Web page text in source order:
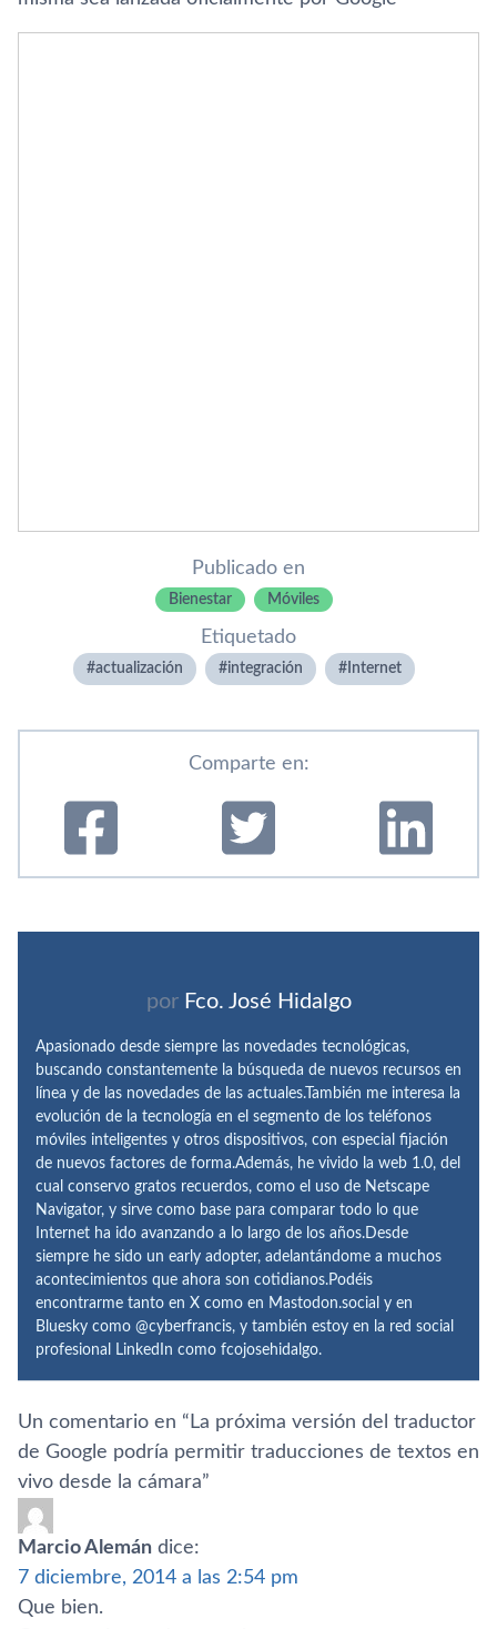
Publicado en
Bienestar Móviles
Etiquetado
actualización integración Internet
Comparte en:
por Fco. José Hidalgo
Apasionado desde siempre las novedades tecnológicas,
buscando constantemente la búsqueda de nuevos recursos en
línea y de las novedades de las actuales.También me interesa la
evolución de la tecnología en el segmento de los teléfonos
móviles inteligentes y otros dispositivos, con especial fijación
de nuevos factores de forma.Además, he vivido la web 1.0, del
cual conservo gratos recuerdos, como el uso de Netscape
Navigator, y sirve como base para comparar todo lo que
Internet ha ido avanzando a lo largo de los años.Desde
siempre he sido un early adopter, adelantándome a muchos
acontecimientos que ahora son cotidianos.Podéis
encontrarme tanto en X como en Mastodon.social y en
Bluesky como @cyberfrancis, y también estoy en la red social
profesional LinkedIn como fcojosehidalgo.
Un comentario en “ La próxima versión del traductor
de Google podrí­a permitir traducciones de textos en
vivo desde la cámara”
Marcio Alemán dice:
7 diciembre, 2014 a las 2:54 pm
Que bien.